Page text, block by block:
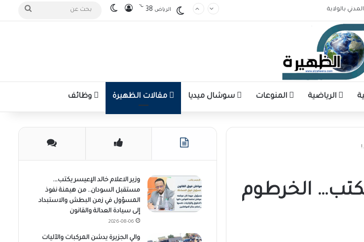
الرياض 38
℃ تسجيل الدخول
الوضع المظلم بحث
الرياضية المنوعات سوشال ميديا مقالات الظهيرة وظائف
الخرطوم
وزير الاعلام خالد الإعيسر يكتب….
مستقبل السودان.. من هيمنة نفوذ
المسؤول في زمن البطش والاستبداد
إلى سيادة العدالة والقانون
2026-08-06
والي الجزيرة يدشن المركبات والآليات